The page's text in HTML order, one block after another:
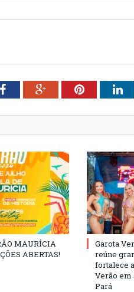
FacebookGoogle+Pinterest
MAURÍCIA
ABERTAS!
Garota
reúne
fortalece
Verão em
Pará